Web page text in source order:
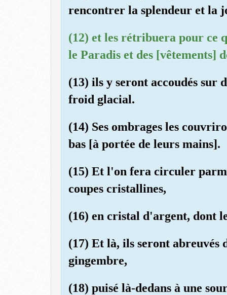
rencontrer la splendeur et la
(12) et les rétribuera pour ce
le Paradis et des [vêtements]
(13) ils y seront accoudés sur
froid glacial.
(14) Ses ombrages les
bas [à portée de leurs mains].
(15) Et l'on fera circuler
coupes cristallines,
(16) en cristal d'argent, dont
(17) Et là, ils seront abreuvés
gingembre,
(18) puisé là-dedans à une